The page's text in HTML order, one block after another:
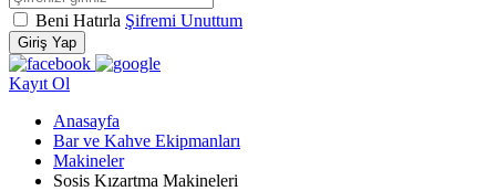
Beni Hatırla Şifremi Unuttum
Giriş Yap
Kayıt Ol
Anasayfa
Bar ve Kahve Ekipmanları
Makineler
Sosis Kızartma Makineleri